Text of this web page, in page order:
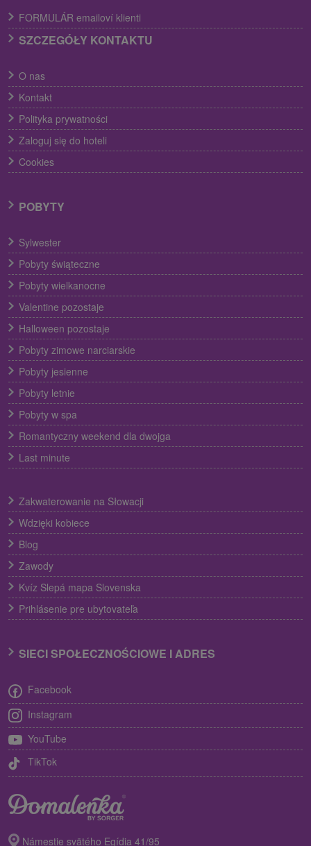
FORMULÁR emailoví klienti
SZCZEGÓŁY KONTAKTU
O nas
Kontakt
Polityka prywatności
Zaloguj się do hoteli
Cookies
POBYTY
Sylwester
Pobyty świąteczne
Pobyty wielkanocne
Valentine pozostaje
Halloween pozostaje
Pobyty zimowe narciarskie
Pobyty jesienne
Pobyty letnie
Pobyty w spa
Romantyczny weekend dla dwojga
Last minute
Zakwaterowanie na Słowacji
Wdzięki kobiece
Blog
Zawody
Kvíz Slepá mapa Slovenska
Prihlásenie pre ubytovateľa
SIECI SPOŁECZNOŚCIOWE I ADRES
Facebook
Instagram
YouTube
TikTok
Námestie svätého Egídia 41/95